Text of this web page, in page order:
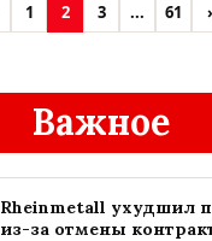
1 2 3 ... 61 ›
Важное
Rheinmetall ухудшил
из-за отмены